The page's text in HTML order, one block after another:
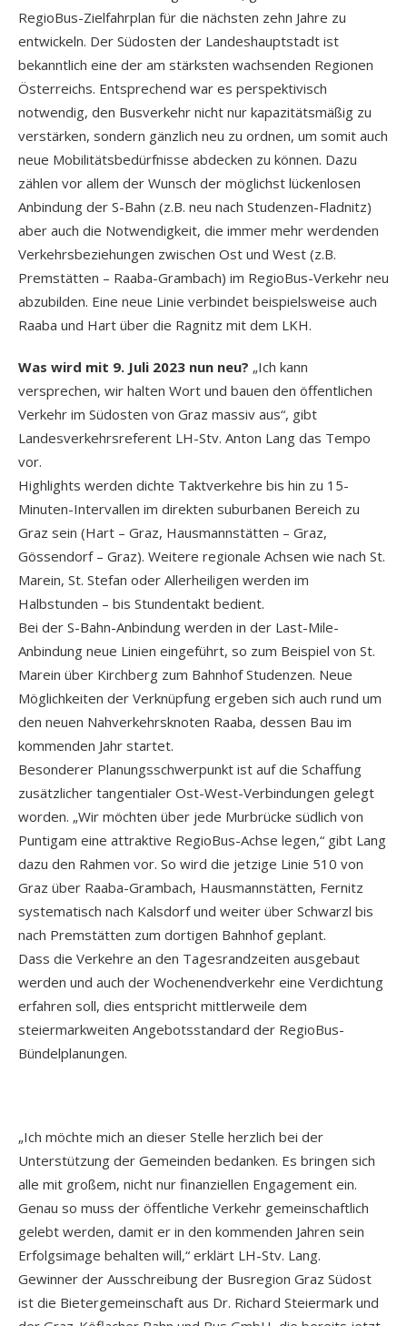
RegioBus-Zielfahrplan für die nächsten zehn Jahre zu
entwickeln. Der Südosten der Landeshauptstadt ist
bekanntlich eine der am stärksten wachsenden Regionen
Österreichs. Entsprechend war es perspektivisch
notwendig, den Busverkehr nicht nur kapazitätsmäßig zu
verstärken, sondern gänzlich neu zu ordnen, um somit auch
neue Mobilitätsbedürfnisse abdecken zu können. Dazu
zählen vor allem der Wunsch der möglichst lückenlosen
Anbindung der S-Bahn (z.B. neu nach Studenzen-Fladnitz)
aber auch die Notwendigkeit, die immer mehr werdenden
Verkehrsbeziehungen zwischen Ost und West (z.B.
Premstätten – Raaba-Grambach) im RegioBus-Verkehr neu
abzubilden. Eine neue Linie verbindet beispielsweise auch
Raaba und Hart über die Ragnitz mit dem LKH.
Was wird mit 9. Juli 2023 nun neu? „Ich kann
versprechen, wir halten Wort und bauen den öffentlichen
Verkehr im Südosten von Graz massiv aus“, gibt
Landesverkehrsreferent LH-Stv. Anton Lang das Tempo
vor.
Highlights werden dichte Taktverkehre bis hin zu 15-
Minuten-Intervallen im direkten suburbanen Bereich zu
Graz sein (Hart – Graz, Hausmannstätten – Graz,
Gössendorf – Graz). Weitere regionale Achsen wie nach St.
Marein, St. Stefan oder Allerheiligen werden im
Halbstunden – bis Stundentakt bedient.
Bei der S-Bahn-Anbindung werden in der Last-Mile-
Anbindung neue Linien eingeführt, so zum Beispiel von St.
Marein über Kirchberg zum Bahnhof Studenzen. Neue
Möglichkeiten der Verknüpfung ergeben sich auch rund um
den neuen Nahverkehrsknoten Raaba, dessen Bau im
kommenden Jahr startet.
Besonderer Planungsschwerpunkt ist auf die Schaffung
zusätzlicher tangentialer Ost-West-Verbindungen gelegt
worden. „Wir möchten über jede Murbrücke südlich von
Puntigam eine attraktive RegioBus-Achse legen,“ gibt Lang
dazu den Rahmen vor. So wird die jetzige Linie 510 von
Graz über Raaba-Grambach, Hausmannstätten, Fernitz
systematisch nach Kalsdorf und weiter über Schwarzl bis
nach Premstätten zum dortigen Bahnhof geplant.
Dass die Verkehre an den Tagesrandzeiten ausgebaut
werden und auch der Wochenendverkehr eine Verdichtung
erfahren soll, dies entspricht mittlerweile dem
steiermarkweiten Angebotsstandard der RegioBus-
Bündelplanungen.
„Ich möchte mich an dieser Stelle herzlich bei der
Unterstützung der Gemeinden bedanken. Es bringen sich
alle mit großem, nicht nur finanziellen Engagement ein.
Genau so muss der öffentliche Verkehr gemeinschaftlich
gelebt werden, damit er in den kommenden Jahren sein
Erfolgsimage behalten will,“ erklärt LH-Stv. Lang.
Gewinner der Ausschreibung der Busregion Graz Südost
ist die Bietergemeinschaft aus Dr. Richard Steiermark und